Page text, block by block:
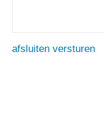
afsluiten versturen